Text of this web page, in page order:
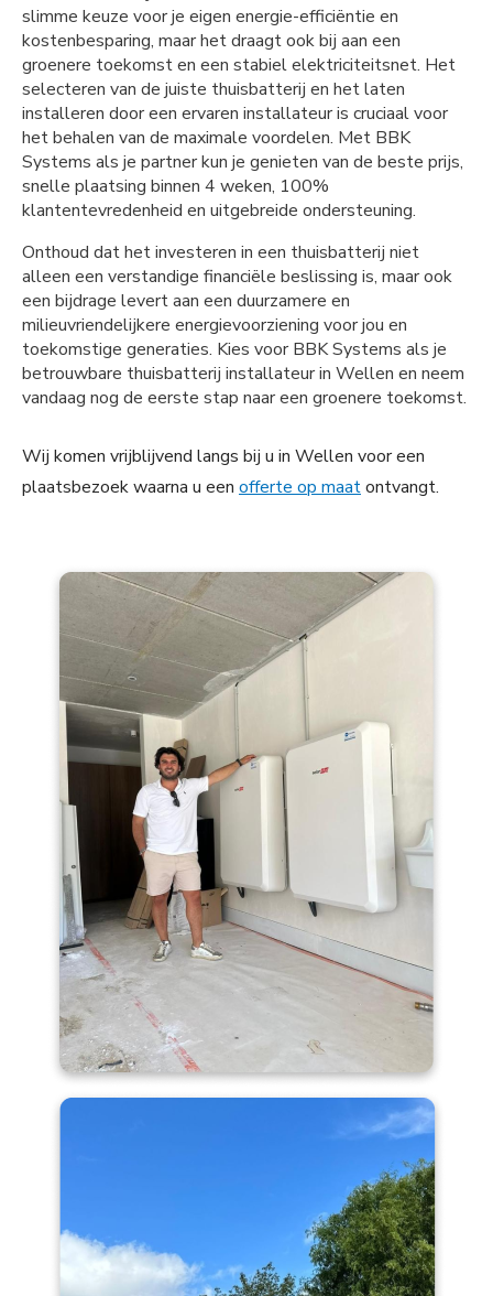
slimme keuze voor je eigen energie-efficiëntie en
kostenbesparing, maar het draagt ook bij aan een
groenere toekomst en een stabiel elektriciteitsnet. Het
selecteren van de juiste thuisbatterij en het laten
installeren door een ervaren installateur is cruciaal voor
het behalen van de maximale voordelen. Met BBK
Systems als je partner kun je genieten van de beste prijs,
snelle plaatsing binnen 4 weken, 100%
klantentevredenheid en uitgebreide ondersteuning.
Onthoud dat het investeren in een thuisbatterij niet
alleen een verstandige financiële beslissing is, maar ook
een bijdrage levert aan een duurzamere en
milieuvriendelijkere energievoorziening voor jou en
toekomstige generaties. Kies voor BBK Systems als je
betrouwbare thuisbatterij installateur in Wellen en neem
vandaag nog de eerste stap naar een groenere toekomst.
Wij komen vrijblijvend langs bij u in Wellen voor een
plaatsbezoek waarna u een offerte op maatontvangt.